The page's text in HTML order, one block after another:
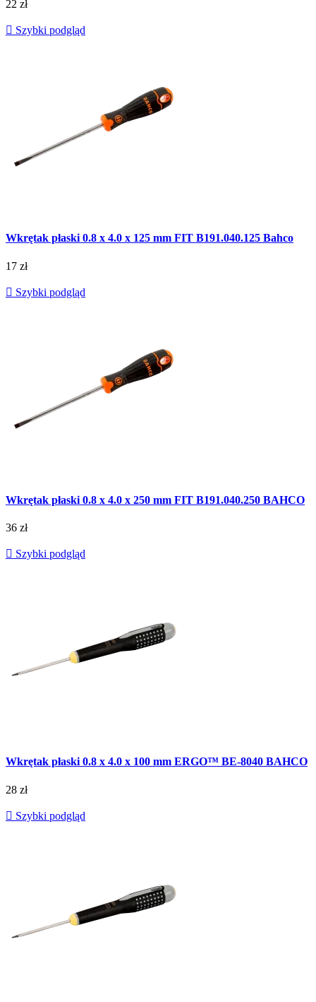
22 zł
 Szybki podgląd
Wkrętak płaski 0.8 x 4.0 x 125 mm FIT B191.040.125 Bahco
17 zł
 Szybki podgląd
Wkrętak płaski 0.8 x 4.0 x 250 mm FIT B191.040.250 BAHCO
36 zł
 Szybki podgląd
Wkrętak płaski 0.8 x 4.0 x 100 mm ERGO™ BE-8040 BAHCO
28 zł
 Szybki podgląd